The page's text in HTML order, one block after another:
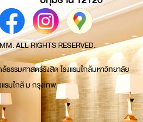
ALL RIGHTS RESERVED.
ธรรมศาสตร์รังสิต โรงแรมใกล้มหาวิทยาลัย
แรมใกล้ ม กรุงเทพ